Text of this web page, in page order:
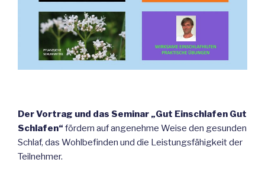
Der Vortrag und das Seminar „Gut Einschlafen Gut
Schlafen“ fördern auf angenehme Weise den gesunden
Schlaf, das Wohlbefinden und die Leistungsfähigkeit der
Teilnehmer.